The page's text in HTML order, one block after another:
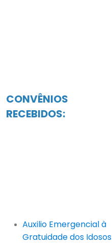
CONVÊNIOS
RECEBIDOS:
Auxilio Emergencial à
Gratuidade dos Idosos